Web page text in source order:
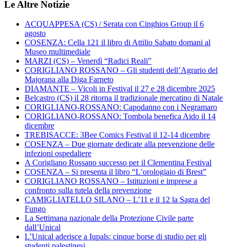
Le Altre Notizie
ACQUAPPESA (CS) / Serata con Cinghios Group il 6
agosto
COSENZA: Cella 121 il libro di Attilio Sabato domani al
Museo multimediale
MARZI (CS) – Venerdì “Radici Reali”
CORIGLIANO ROSSANO – Gli studenti dell’Agrario del
Majorana alla Diga Farneto
DIAMANTE – Vicoli in Festival il 27 e 28 dicembre 2025
Belcastro (CS) il 28 ritorna il tradizionale mercatino di Natale
CORIGLIANO-ROSSANO: Capodanno con i Negramaro
CORIGLIANO-ROSSANO: Tombola benefica Aido il 14
dicembre
TREBISACCE: 3Bee Comics Festival il 12-14 dicembre
COSENZA – Due giornate dedicate alla prevenzione delle
infezioni ospedaliere
A Corigliano Rossano successo per il Clementina Festival
COSENZA – Si presenta il libro “L’orologiaio di Brest”
CORIGLIANO ROSSANO – Istituzioni e imprese a
confronto sulla tutela della prevenzione
CAMIGLIATELLO SILANO – L’11 e il 12 la Sagra del
Fungo
La Settimana nazionale della Protezione Civile parte
dall’Unical
L’Unical aderisce a Iupals: cinque borse di studio per gli